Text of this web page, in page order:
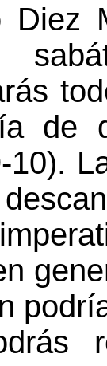
de
10).